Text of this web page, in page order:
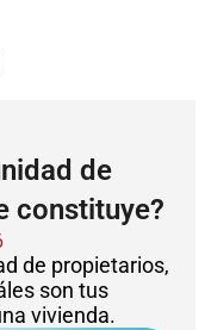
de
constituye?
de propietarios,
son tus
vivienda.